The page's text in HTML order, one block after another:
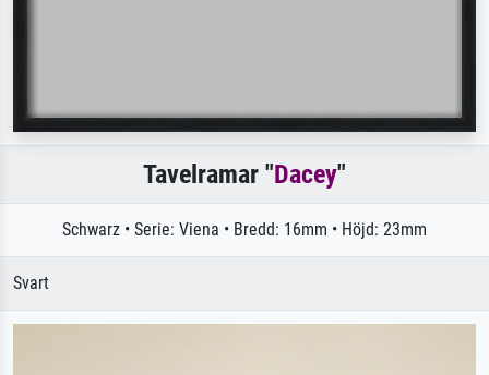
Tavelramar "Dacey"
Schwarz • Serie: Viena • Bredd: 16mm • Höjd: 23mm
Svart